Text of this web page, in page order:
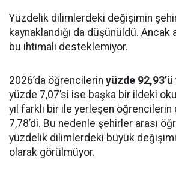
Yüzdelik dilimlerdeki değişimin
kaynaklandığı da düşünüldü. Ancak
bu ihtimali desteklemiyor.
2026’da öğrencilerin yüzde 92,93’ü
yüzde 7,07’si ise başka bir ildeki
yıl farklı bir ile yerleşen öğrencilerin
7,78’di. Bu nedenle şehirler arası
yüzdelik dilimlerdeki büyük
olarak görülmüyor.